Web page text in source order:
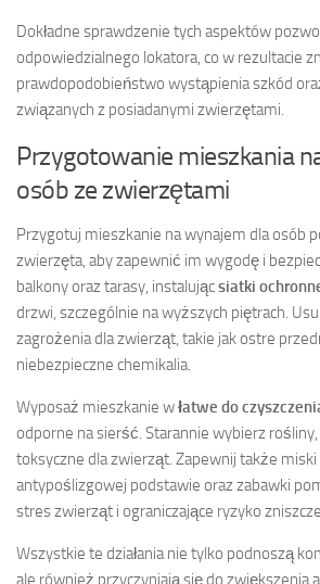
Dokładne sprawdzenie tych aspektów
odpowiedzialnego lokatora, co w rezultacie
prawdopodobieństwo wystąpienia szkód
związanych z posiadanymi zwierzętami.
Przygotowanie mieszkania
osób ze zwierzętami
Przygotuj mieszkanie na wynajem dla osób
zwierzęta, aby zapewnić im wygodę i
balkony oraz tarasy, instalującsiatki
drzwi, szczególnie na wyższych piętrach.
zagrożenia dla zwierząt, takie jak ostre
niebezpieczne chemikalia.
Wyposaż mieszkanie włatwe do
odporne na sierść. Starannie wybierz
toksyczne dla zwierząt. Zapewnij także
antypoślizgowej podstawie oraz zabawki
stres zwierząt i ograniczające ryzyko
Wszystkie te działania nie tylko podnoszą
ale również przyczyniają się do zwiększenia